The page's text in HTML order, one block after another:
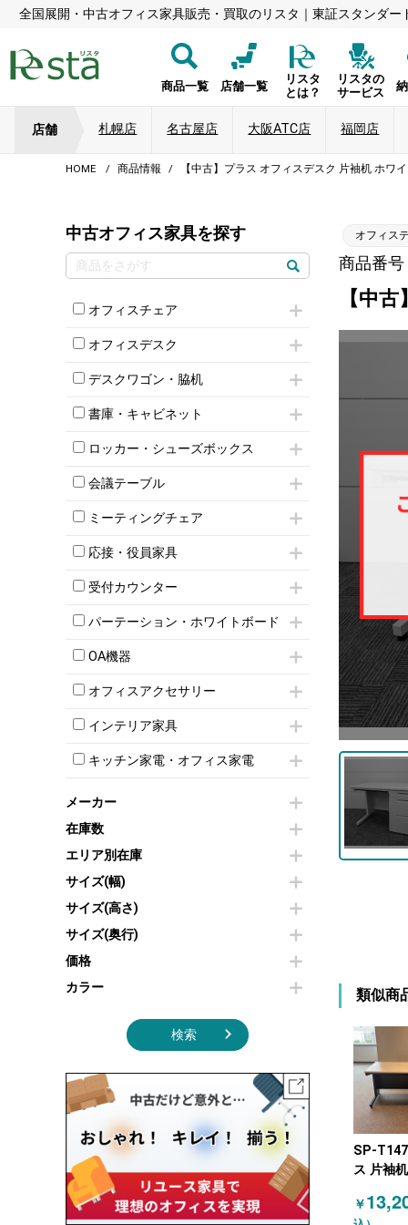
全国展開・中古オフィス家具販売・買取のリスタ｜東証スタンダ
商品一覧 店舗一覧
リスタ
とは？
リスタの
サービス
店舗 札幌店 名古屋店 大阪ATC店 福岡店
HOME 商品情報 【中古】プラス オフィスデスク 片袖机 ホワ
中古オフィス家具を探す
オフィスチェア
肘付きチェア
肘無しチェア
役員チェア
オフィスチェアその他
オフィスデスク
片袖机
フリーアドレスデスク（ベンチデスク）
昇降デスク
両袖机
デスクワゴン・脇机
インワゴン2段
インワゴン3段
脇机
書庫・キャビネット
ハイキャビネット
ローキャビネット
両開きキャビネット
上下連結キャビネット
軽量ラック（スチールラック）
収納家具その他
オープン書庫
両開書庫
引き違い書庫
ロッカー・シューズボックス
1人用ロッカー
2人用ロッカー
3人用ロッカー
5人用ロッカー
8人用ロッカー
多人数ロッカー
シリンダー錠ロッカー
ダイヤル錠ロッカー
ボタン錠ロッカー
シューズロッカー・下駄箱
ロッカーその他
会議テーブル
ミーティングテーブル
スタッキングテーブル
ネスティングテーブル
カウンターテーブル
T字脚テーブル
会議テーブルW1200～
会議テーブルW1800～
折りたたみ会議テーブル
ハイテーブル
ミーティングチェア
キャスター付きミーティングチェア
スタッキングミーティングチェア
テーブル付きミーティングチェア
折りたたみミーティングチェア
ハイチェア
ミーティングチェアその他
応接・役員家具
応接セット
応接ソファ
応接チェア
応接・役員家具その他
受付カウンター
ハイカウンター
ローカウンター
ラウンジカウンター
パーテーション・ホワイトボード
パーテーション
自立タイプパーテーション
パーテーションその他
壁掛けホワイトボード
ホワイトボードその他
OA機器
iPad
電話機（ビジネスフォン）
シュレッダー
スクリーン
プリンター・コピー機
オフィスアクセサリー
チェア用台車
演台・講演台・演説台
防音パネル
コートハンガー・ポールハンガー
傘立て
食器棚・キッチンキャビネット
オフィスアクセサリーその他
インテリア家具
モールドチェア
ダイニングチェア
カウンターテーブル
センターテーブル・サイドテーブル
カフェテーブル
ソファ
シェルフ
ダストボックス（ゴミ箱）
インテリア家具その他
キッチン家電・オフィス家電
冷蔵庫・洗濯機
空気清浄機・加湿器
電子レンジ
液晶テレビ・モニター類
エアコン
照明機器
季節家電
その他キッチン家電・オフィス家電
メーカー
在庫数
エリア別在庫
サイズ(幅)
サイズ(高さ)
サイズ(奥行)
価格
カラー
検索
オフィス
商品番号
【中
類似商
SP-
ス 片袖
￥